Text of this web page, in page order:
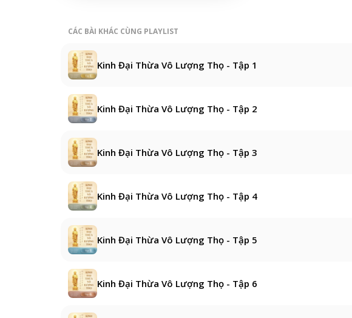
CÁC BÀI KHÁC CÙNG PLAYLIST
Kinh Đại Thừa Vô Lượng Thọ - Tập 1
Kinh Đại Thừa Vô Lượng Thọ - Tập 2
Kinh Đại Thừa Vô Lượng Thọ - Tập 3
Kinh Đại Thừa Vô Lượng Thọ - Tập 4
Kinh Đại Thừa Vô Lượng Thọ - Tập 5
Kinh Đại Thừa Vô Lượng Thọ - Tập 6